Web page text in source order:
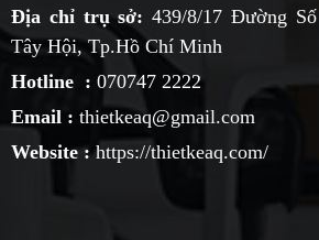
Địa chỉ trụ sở: 439/8/17 Đường
Tây Hội, Tp.Hồ Chí Minh
Hotline : 070747 2222
Email : thietkeaq@gmail.com
Website : https://thietkeaq.com/